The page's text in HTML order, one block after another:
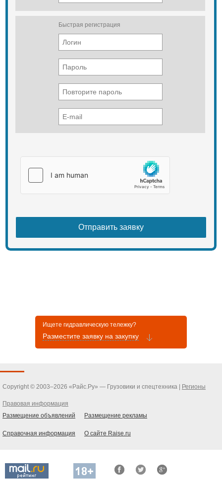
Быстрая регистрация
Ищете гидравлическую тележку?
Разместите заявку на закупку
Copyright © 2003–2026 «Райс.Ру» — Грузовики и спецтехника | Регионы
Правовая информация
Размещение объявлений
Размещение рекламы
Справочная информация О сайте Raise.ru